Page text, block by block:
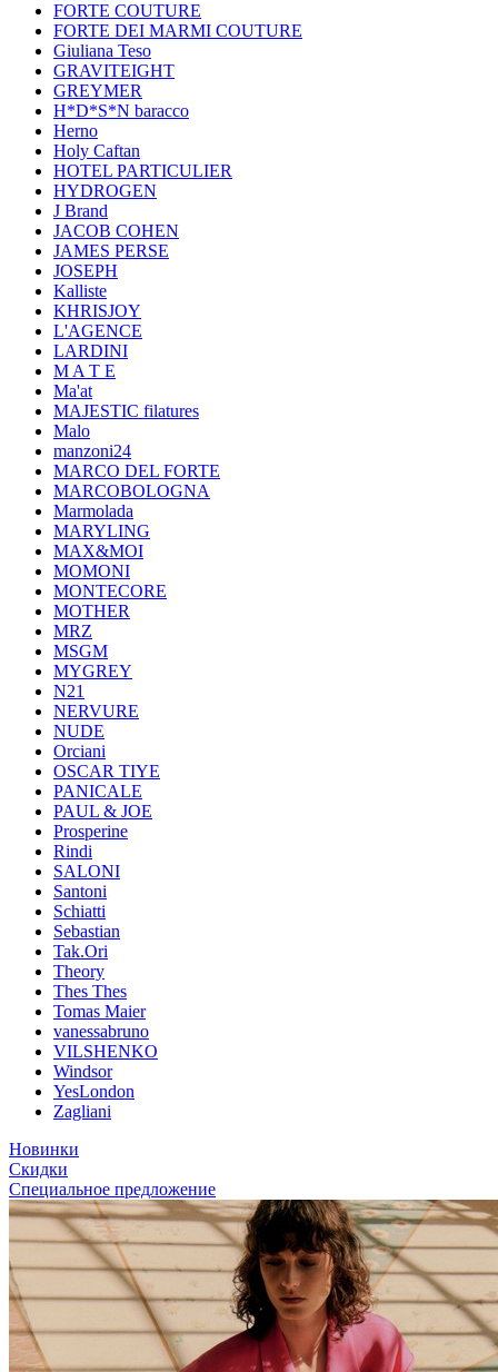
FORTE COUTURE
FORTE DEI MARMI COUTURE
Giuliana Teso
GRAVITEIGHT
GREYMER
H*D*S*N baracco
Herno
Holy Caftan
HOTEL PARTICULIER
HYDROGEN
J Brand
JACOB COHEN
JAMES PERSE
JOSEPH
Kalliste
KHRISJOY
L'AGENCE
LARDINI
M A T E
Ma'at
MAJESTIC filatures
Malo
manzoni24
MARCO DEL FORTE
MARCOBOLOGNA
Marmolada
MARYLING
MAX&MOI
MOMONI
MONTECORE
MOTHER
MRZ
MSGM
MYGREY
N21
NERVURE
NUDE
Orciani
OSCAR TIYE
PANICALE
PAUL & JOE
Prosperine
Rindi
SALONI
Santoni
Schiatti
Sebastian
Tak.Ori
Theory
Thes Thes
Tomas Maier
vanessabruno
VILSHENKO
Windsor
YesLondon
Zagliani
Новинки
Скидки
Специальное предложение